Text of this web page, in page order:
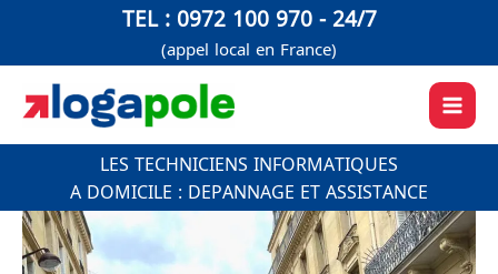
contenu
TEL : 0972 100 970 - 24/7
(appel local en France)
LES TECHNICIENS INFORMATIQUES
A DOMICILE : DEPANNAGE ET ASSISTANCE